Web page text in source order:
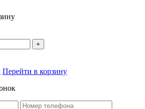
+
Перейти в корзину